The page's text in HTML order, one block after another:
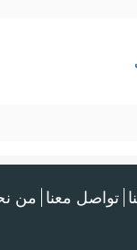
تواصل معنا من